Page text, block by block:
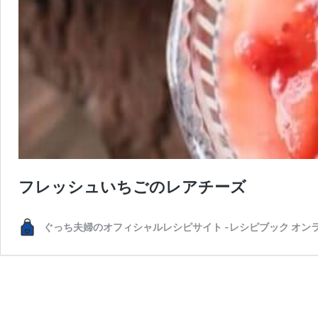
フレッシュいちごのレアチーズ
ぐっち夫婦のオフィシャルレシピサイト -レシピブック オン